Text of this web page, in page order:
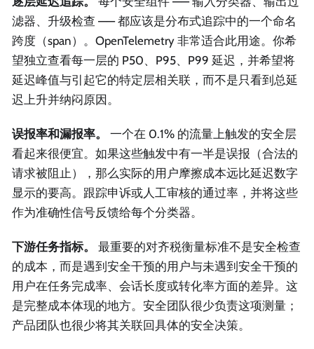
滤器、升级检查 —— 都应该是分布式追踪中的一个命名
跨度（span）。OpenTelemetry 非常适合此用途。你希
望独立查看每一层的 P50、P95、P99 延迟，并希望将
延迟峰值与引起它的特定层相关联，而不是只看到总延
迟上升并纳闷原因。
误报率和漏报率。
一个在 0.1% 的流量上触发的安全层
看起来很便宜。如果这些触发中有一半是误报（合法的
请求被阻止），那么实际的用户摩擦成本远比延迟数字
显示的要高。跟踪申诉或人工审核的通过率，并将这些
作为准确性信号反馈给每个分类器。
下游任务指标。
最重要的对齐税衡量标准不是安全检查
的成本，而是遇到安全干预的用户与未遇到安全干预的
用户在任务完成率、会话长度或转化率方面的差异。这
是完整成本体现的地方。安全团队很少负责这项测量；
产品团队也很少将其关联回具体的安全决策。